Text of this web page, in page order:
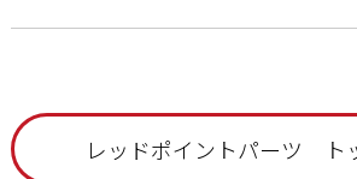
レッドポイントパーツ ト